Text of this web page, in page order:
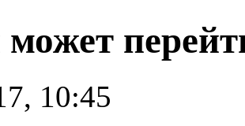
10:45